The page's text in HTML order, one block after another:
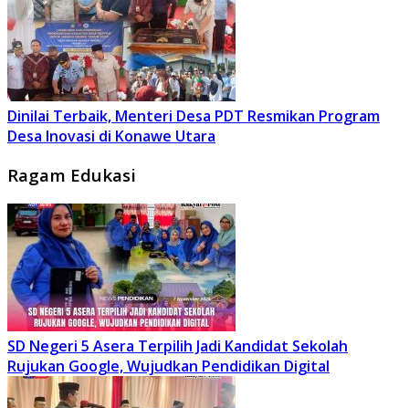
Dinilai Terbaik, Menteri Desa PDT Resmikan Program
Desa Inovasi di Konawe Utara
Ragam Edukasi
SD Negeri 5 Asera Terpilih Jadi Kandidat Sekolah
Rujukan Google, Wujudkan Pendidikan Digital